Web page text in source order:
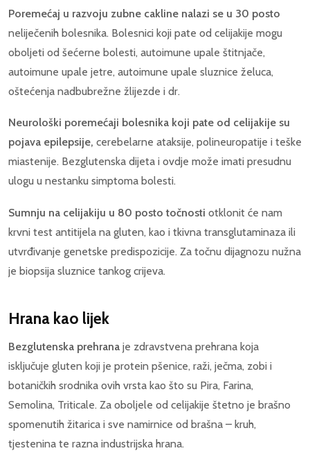
Poremećaj u razvoju zubne cakline nalazi se u 30 posto
neliječenih bolesnika. Bolesnici koji pate od celijakije mogu
oboljeti od šećerne bolesti, autoimune upale štitnjače,
autoimune upale jetre, autoimune upale sluznice želuca,
oštećenja nadbubrežne žlijezde i dr.
Neurološki poremećaji bolesnika koji pate od celijakije su
pojava epilepsije, cerebelarne ataksije, polineuropatije i teške
miastenije. Bezglutenska dijeta i ovdje može imati presudnu
ulogu u nestanku simptoma bolesti.
Sumnju na celijakiju u 80 posto točnosti otklonit će nam
krvni test antitijela na gluten, kao i tkivna transglutaminaza ili
utvrđivanje genetske predispozicije. Za točnu dijagnozu nužna
je biopsija sluznice tankog crijeva.
Hrana kao lijek
Bezglutenska prehrana je zdravstvena prehrana koja
isključuje gluten koji je protein pšenice, raži, ječma, zobi i
botaničkih srodnika ovih vrsta kao što su Pira, Farina,
Semolina, Triticale. Za oboljele od celijakije štetno je brašno
spomenutih žitarica i sve namirnice od brašna – kruh,
tjestenina te razna industrijska hrana.